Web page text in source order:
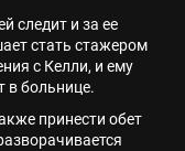
следит и за ее
стать стажером
с Келли, и ему
в больнице.
принести обет